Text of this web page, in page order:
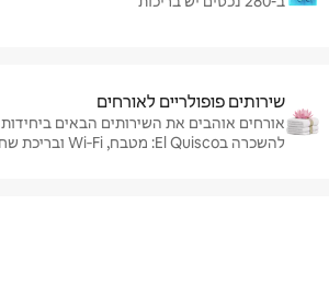
שירותים פופולריים לאורחים
אורחים אוהבים את השירותים הבאים ביחידות
להשכרה בEl Quisco: מטבח, Wi‑Fi ובריכת שחייה